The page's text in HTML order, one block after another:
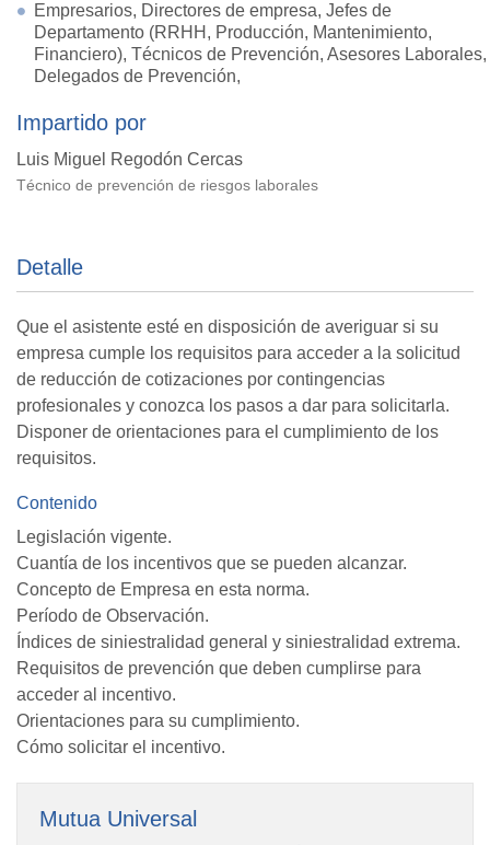
Empresarios, Directores de empresa, Jefes de
Departamento (RRHH, Producción, Mantenimiento,
Financiero), Técnicos de Prevención, Asesores Laborales,
Delegados de Prevención,
Impartido por
Luis Miguel Regodón Cercas
Técnico de prevención de riesgos laborales
Detalle
Que el asistente esté en disposición de averiguar si su
empresa cumple los requisitos para acceder a la solicitud
de reducción de cotizaciones por contingencias
profesionales y conozca los pasos a dar para solicitarla.
Disponer de orientaciones para el cumplimiento de los
requisitos.
Contenido
Legislación vigente.
Cuantía de los incentivos que se pueden alcanzar.
Concepto de Empresa en esta norma.
Período de Observación.
Índices de siniestralidad general y siniestralidad extrema.
Requisitos de prevención que deben cumplirse para
acceder al incentivo.
Orientaciones para su cumplimiento.
Cómo solicitar el incentivo.
Mutua Universal